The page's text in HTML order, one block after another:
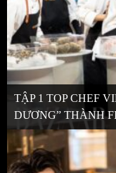
TẬP 1 TOP CHEF
DƯƠNG” THÀNH